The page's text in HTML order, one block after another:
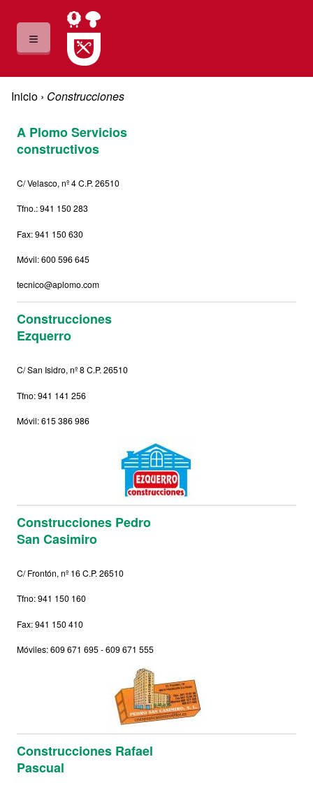
Pasar al contenido principal
≡
Usted está aquí
Inicio › Construcciones
Construcciones
A Plomo Servicios
constructivos
C/ Velasco, nº 4 C.P. 26510
Tfno.: 941 150 283
Fax: 941 150 630
Móvil: 600 596 645
tecnico@aplomo.com
Construcciones
Ezquerro
C/ San Isidro, nº 8 C.P. 26510
Tfno: 941 141 256
Móvil: 615 386 986
Construcciones Pedro
San Casimiro
C/ Frontón, nº 16 C.P. 26510
Tfno: 941 150 160
Fax: 941 150 410
Móviles: 609 671 695 - 609 671 555
Construcciones Rafael
Pascual